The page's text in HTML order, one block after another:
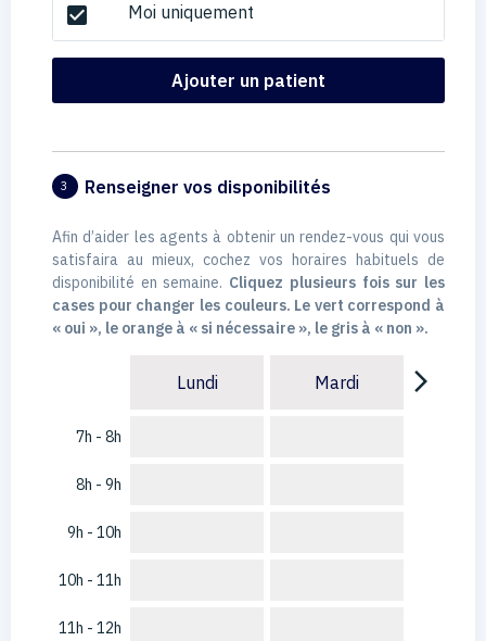
check_box Moi uniquement
Ajouter un patient
3 Renseigner vos disponibilités
Afin d’aider les agents à obtenir un rendez-vous qui vous
satisfaira au mieux, cochez vos horaires habituels de
disponibilité en semaine. Cliquez plusieurs fois sur les
cases pour changer les couleurs. Le vert correspond à
« oui », le orange à « si nécessaire », le gris à « non ».
7h - 8h
8h - 9h
9h - 10h
10h - 11h
11h - 12h
Lundi Mardi arrow_forward_ios